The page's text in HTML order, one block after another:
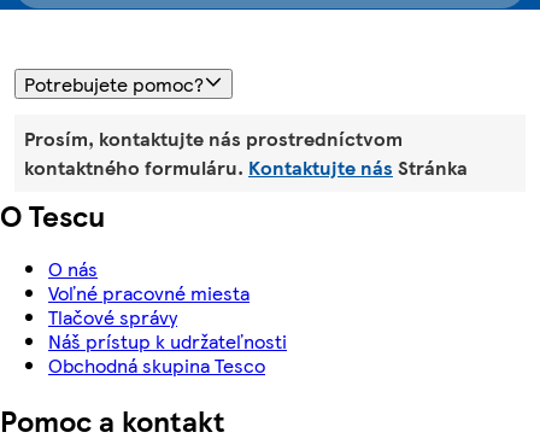
Potrebujete pomoc?
Prosím, kontaktujte nás prostredníctvom
kontaktného formuláru. Kontaktujte nás Stránka
O Tescu
O nás
Voľné pracovné miesta
Tlačové správy
Náš prístup k udržateľnosti
Obchodná skupina Tesco
Pomoc a kontakt